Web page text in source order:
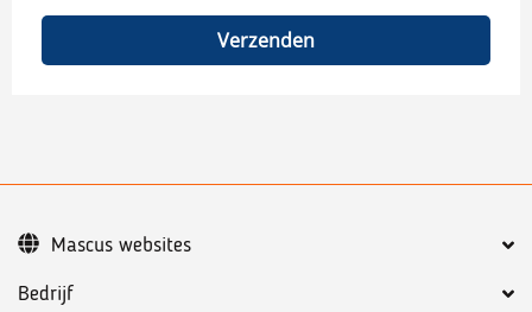
Verzenden
Bedrijf
Mascus websites